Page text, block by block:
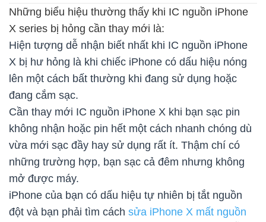
Những biểu hiệu thường thấy khi IC nguồn iPhone
X series bị hỏng cần thay mới là:
Hiện tượng dễ nhận biết nhất khi IC nguồn iPhone
X bị hư hỏng là khi chiếc iPhone có dấu hiệu nóng
lên một cách bất thường khi đang sử dụng hoặc
đang cắm sạc.
Cần thay mới IC nguồn iPhone X khi bạn sạc pin
không nhận hoặc pin hết một cách nhanh chóng dù
vừa mới sạc đầy hay sử dụng rất ít. Thậm chí có
những trường hợp, bạn sạc cả đêm nhưng không
mở được máy.
iPhone của bạn có dấu hiệu tự nhiên bị tắt nguồn
đột và bạn phải tìm cách sửa iPhone X mất nguồn